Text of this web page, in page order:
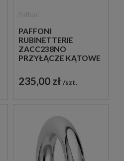
PAFFONI
RUBINETTERIE
ZACC238NO
PRZYŁĄCZE KĄTOWE
235,00 zł szt.